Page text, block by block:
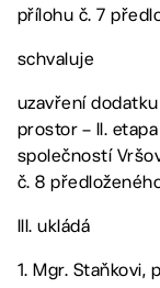
přílohu č. 7
schvaluje
uzavření
prostor – II.
společností
č. 8
III. ukládá
1. Mgr. Staňkovi,